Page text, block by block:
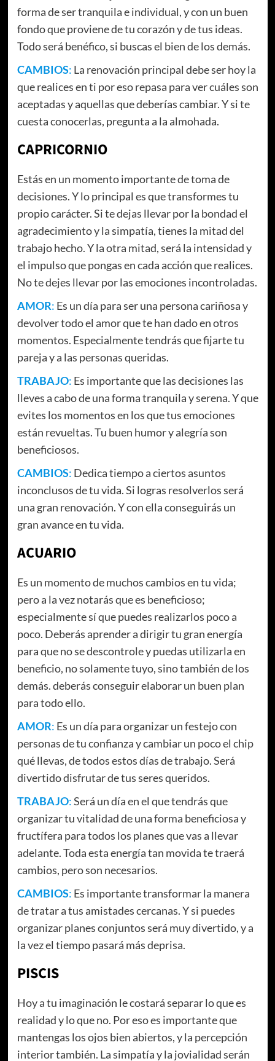
forma de ser tranquila e individual, y con un buen
fondo que proviene de tu corazón y de tus ideas.
Todo será benéfico, si buscas el bien de los demás.
CAMBIOS: La renovación principal debe ser hoy la
que realices en ti por eso repasa para ver cuáles son
aceptadas y aquellas que deberías cambiar. Y si te
cuesta conocerlas, pregunta a la almohada.
CAPRICORNIO
Estás en un momento importante de toma de
decisiones. Y lo principal es que transformes tu
propio carácter. Si te dejas llevar por la bondad el
agradecimiento y la simpatía, tienes la mitad del
trabajo hecho. Y la otra mitad, será la intensidad y
el impulso que pongas en cada acción que realices.
No te dejes llevar por las emociones incontroladas.
AMOR: Es un día para ser una persona cariñosa y
devolver todo el amor que te han dado en otros
momentos. Especialmente tendrás que fijarte tu
pareja y a las personas queridas.
TRABAJO: Es importante que las decisiones las
lleves a cabo de una forma tranquila y serena. Y que
evites los momentos en los que tus emociones
están revueltas. Tu buen humor y alegría son
beneficiosos.
CAMBIOS: Dedica tiempo a ciertos asuntos
inconclusos de tu vida. Si logras resolverlos será
una gran renovación. Y con ella conseguirás un
gran avance en tu vida.
ACUARIO
Es un momento de muchos cambios en tu vida;
pero a la vez notarás que es beneficioso;
especialmente sí que puedes realizarlos poco a
poco. Deberás aprender a dirigir tu gran energía
para que no se descontrole y puedas utilizarla en
beneficio, no solamente tuyo, sino también de los
demás. deberás conseguir elaborar un buen plan
para todo ello.
AMOR: Es un día para organizar un festejo con
personas de tu confianza y cambiar un poco el chip
qué llevas, de todos estos días de trabajo. Será
divertido disfrutar de tus seres queridos.
TRABAJO:Será un día en el que tendrás que
organizar tu vitalidad de una forma beneficiosa y
fructífera para todos los planes que vas a llevar
adelante. Toda esta energía tan movida te traerá
cambios, pero son necesarios.
CAMBIOS: Es importante transformar la manera
de tratar a tus amistades cercanas. Y si puedes
organizar planes conjuntos será muy divertido, y a
la vez el tiempo pasará más deprisa.
PISCIS
Hoy a tu imaginación le costará separar lo que es
realidad y lo que no. Por eso es importante que
mantengas los ojos bien abiertos, y la percepción
interior también. La simpatía y la jovialidad serán